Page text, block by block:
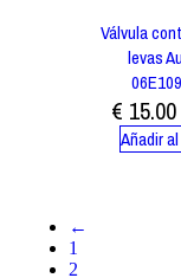
Válvula
levas
€ 15.00
Añadir
←
1
2